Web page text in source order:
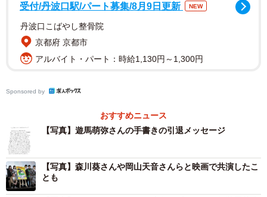
Xアカウントは3月末で削除する意向ですが、Instagramにつ
いては「のんびりとこのまま続ける予定なので、今まで通
りだしさみしくないね！！（笑）」と継続を発表。「どこ
「今まで本当にありがとう。大好きです」とファンへの溢
れるほどの愛を、心を込めて記しました。
投稿には「めやほんとにおつかれさま！」「私もすごく幸
せだよたくさんありがとう！」「めやとお友達になれるよ
うに東京探索するね」「一緒に頑張ろうね〜！」「何をし
ていてもめやちゃんを応援しているからね」など、温かい
受付/丹波口駅/パート募集/8月9日更新 NEW
丹波口こばやし整骨院
京都府 京都市
アルバイト・パート：時給1,130円～1,300円
Sponsored by
おすすめニュース
【写真】遊馬萌弥さんの手書きの引退メッセージ
【写真】森川葵さんや岡山天音さんらと映画で共演したこ
とも